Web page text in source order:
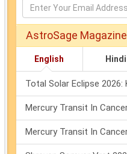
AstroSage Magazine
English Hindi